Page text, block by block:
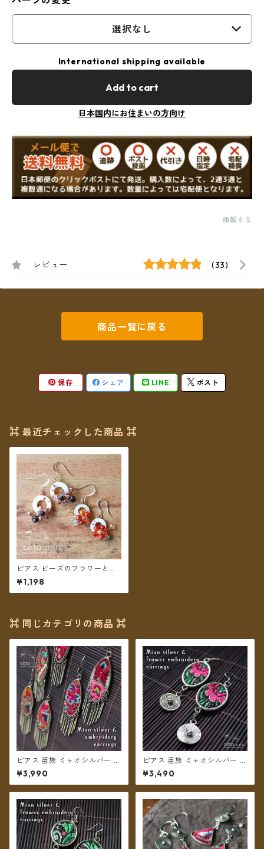
選択なし
International shipping available
Add to cart
日本国内にお住まいの方向け
通報する
レビュー (33)
商品一覧に戻る
保存 シェア LINE ポスト
⌘ 最近チェックした商品 ⌘
ピアス ビーズのフラワーとド
ーナツシェル【メール便送料
無料】
¥1,198
⌘ 同じカテゴリの商品 ⌘
ピアス 苗族 ミャオシルバー 刺
繍古布 舟形 【メール便送料無
料】
¥3,990
ピアス 苗族 ミャオシルバー 刺
繍布 楕円型 ピンク系 【メール
便送料無料】
¥3,490